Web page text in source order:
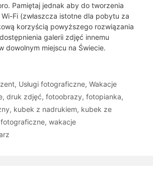
Pamiętaj jednak aby do tworzenia
Fi (zwłaszcza istotne dla pobytu za
korzyścią powyższego rozwiązania
galerii zdjęć innemu
dowolnym miejscu na Świecie.
, Usługi fotograficzne,Wakacje
,druk zdjęć,fotoobrazy,fotopianka,
, kubek z nadrukiem, kubek ze
, wakacje